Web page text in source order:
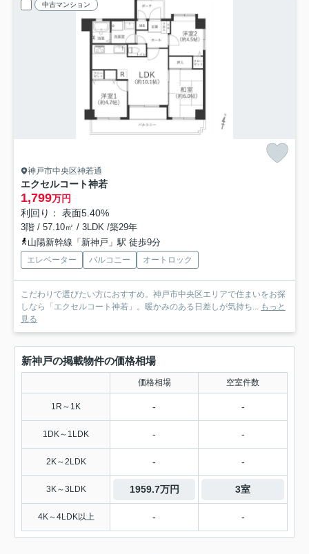
中古マンション
神戸市中央区神若通
エクセルコート神若
1,799万円
利回り： 表面5.40%
3階 / 57.10㎡ / 3LDK /築29年
山陽新幹線「新神戸」駅 徒歩9分
エレベーター バルコニー オートロック
こだわりで選びたい方におすすめ。神戸市中央区エリアで住まいをお探
しなら「エクセルコート神若」。暖かみのある日差しが気持ち... もっと
見る
新神戸の掲載物件の価格相場
価格相場 空室件数
1R～1K - -
1DK～1LDK - -
2K～2LDK - -
3K～3LDK 1959.7万円 3室
4K～4LDK以上 - -